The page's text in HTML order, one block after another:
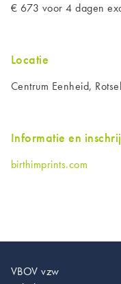
€ 673 voor 4 dagen
Locatie
Centrum Eenheid,
Informatie en
birthimprints.com
VBOV vzw